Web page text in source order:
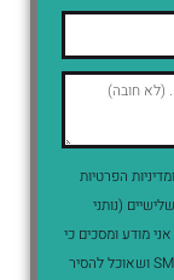
הפרטיות
(נותני
מודע ומסכים כי
הפרטים ישמשו לצורך דיוור פרסומי במייל, וואטסאפ ו-SMS ושאוכל להסיר